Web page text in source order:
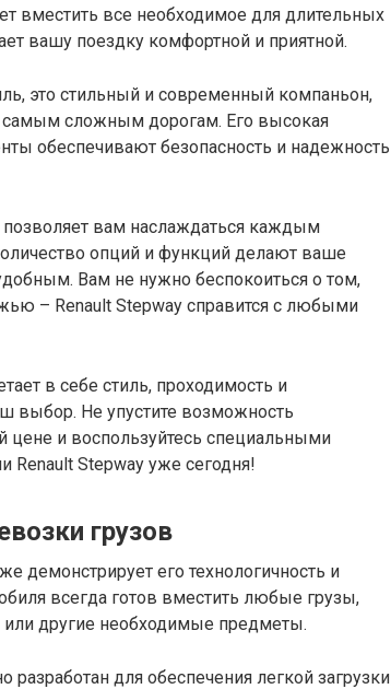
вместить все необходимое для длительных
вашу поездку комфортной и приятной.
это стильный и современный компаньон,
сложным дорогам. Его высокая
обеспечивают безопасность и надежность
позволяет вам наслаждаться каждым
опций и функций делают ваше
Вам не нужно беспокоиться о том,
– Renault Stepway справится с любыми
в себе стиль, проходимость и
выбор. Не упустите возможность
цене и воспользуйтесь специальными
Stepway уже сегодня!
грузов
демонстрирует его технологичность и
всегда готов вместить любые грузы,
или другие необходимые предметы.
для обеспечения легкой загрузки